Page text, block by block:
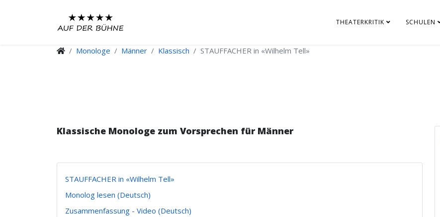
THEATERKRITIK SCHULEN
Monologe Männer Klassisch STAUFFACHER in «Wilhelm Tell»
Klassische Monologe zum Vorsprechen für Männer
STAUFFACHER in «Wilhelm Tell»
Monolog lesen (Deutsch)
Zusammenfassung - Video (Deutsch)